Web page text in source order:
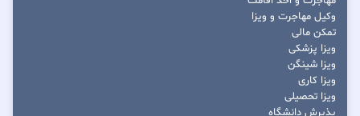
وکیل مهاجرت و ویزا
تمکن مالی
ویزا پزشکی
ویزا شینگن
ویزا کاری
ویزا تحصیلی
پذیرش دانشگاه